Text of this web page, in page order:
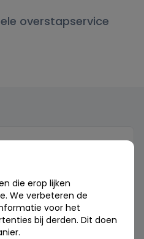
die erop lijken
We verbeteren de
voor het
bij derden. Dit doen
overstapservice
contract. Al een ouder
opzeggen.